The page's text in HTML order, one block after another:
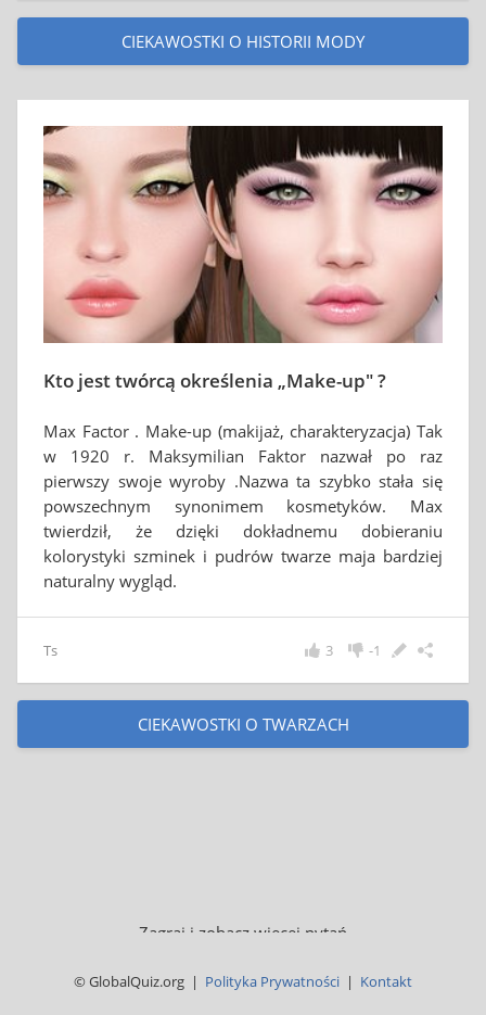
CIEKAWOSTKI O HISTORII MODY
Kto jest twórcą określenia „Make-up" ?
Max Factor . Make-up (makijaż, charakteryzacja) Tak
w 1920 r. Maksymilian Faktor nazwał po raz
pierwszy swoje wyroby .Nazwa ta szybko stała się
powszechnym synonimem kosmetyków. Max
twierdził, że dzięki dokładnemu dobieraniu
kolorystyki szminek i pudrów twarze maja bardziej
naturalny wygląd.
Ts -1
3
CIEKAWOSTKI O TWARZACH
Zagraj i zobacz więcej pytań
QUIZ O MODZIE
© GlobalQuiz.org | Polityka Prywatności | Kontakt